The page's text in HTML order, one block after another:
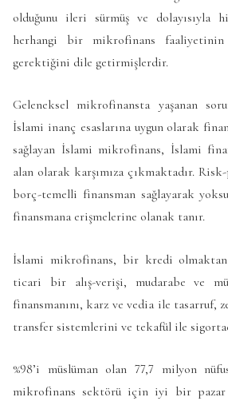
olduğunu ileri sürmüş ve dolayısıyla
herhangi bir mikrofinans faaliyetinin
gerektiğini dile getirmişlerdir.
Geleneksel mikrofinansta yaşanan
İslami inanç esaslarına uygun olarak
sağlayan İslami mikrofinans, İslami
alan olarak karşımıza çıkmaktadır.
borç-temelli finansman sağlayarak
finansmana erişmelerine olanak tanır.
İslami mikrofinans, bir kredi
ticari bir alış-verişi, mudarabe ve
finansmanını, karz ve vedia ile tasarruf,
transfer sistemlerini ve tekafül ile
%98’i müslüman olan 77,7 milyon
mikrofinans sektörü için iyi bir pazar